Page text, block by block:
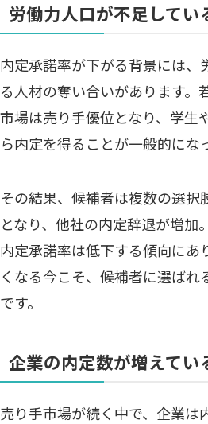
労働力人口が不足してい
内定承諾率が下がる背景には、
る人材の奪い合いがあります。
市場は売り手優位となり、学生
ら内定を得ることが一般的にな
その結果、候補者は複数の選択
となり、他社の内定辞退が増加
内定承諾率は低下する傾向にあ
くなる今こそ、候補者に選ばれ
です。
企業の内定数が増えてい
売り手市場が続く中で、企業は